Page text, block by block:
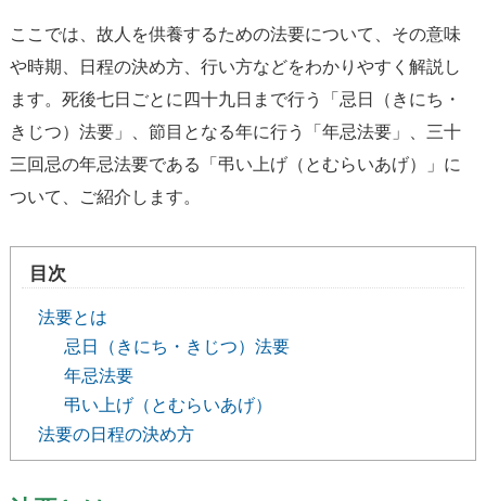
ここでは、故人を供養するための法要について、その意味
や時期、日程の決め方、行い方などをわかりやすく解説し
ます。死後七日ごとに四十九日まで行う「忌日（きにち・
きじつ）法要」、節目となる年に行う「年忌法要」、三十
三回忌の年忌法要である「弔い上げ（とむらいあげ）」に
ついて、ご紹介します。
目次
法要とは
忌日（きにち・きじつ）法要
年忌法要
弔い上げ（とむらいあげ）
法要の日程の決め方